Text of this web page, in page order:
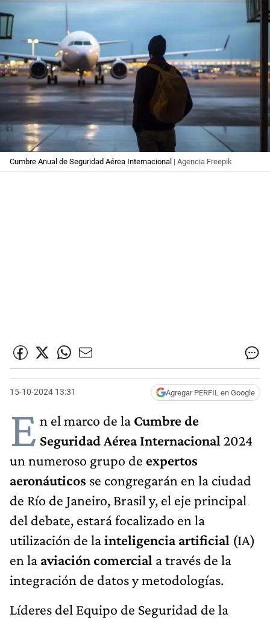
Cumbre Anual de Seguridad Aérea Internacional | Agencia Freepik
15-10-2024 13:31 Agregar PERFIL en Google
E n el marco de la Cumbre de
Seguridad Aérea Internacional 2024
un numeroso grupo de expertos
aeronáuticos se congregarán en la ciudad
de Río de Janeiro, Brasil y, el eje principal
del debate, estará focalizado en la
utilización de lainteligencia artificial (IA)
en la aviación comercial a través de la
integración de datos y metodologías.
Líderes del Equipo de Seguridad de la